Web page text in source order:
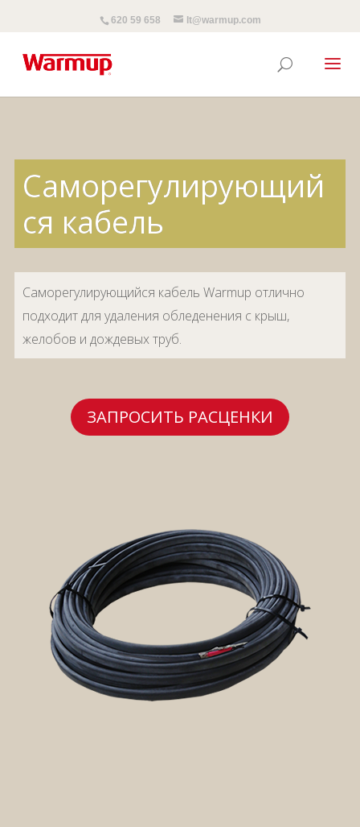
620 59 658 lt@warmup.com
Саморегулирующий
ся кабель
Саморегулирующийся кабель Warmup отлично
подходит для удаления обледенения с крыш,
желобов и дождевых труб.
ЗАПРОСИТЬ РАСЦЕНКИ